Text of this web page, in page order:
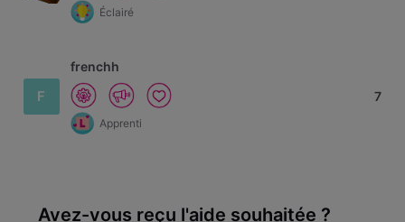
Éclairé
F
frenchh
Apprenti
7
Avez-vous reçu l'aide souhaitée ?